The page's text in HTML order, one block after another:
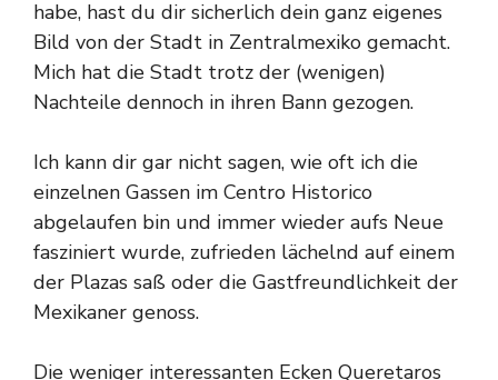
habe, hast du dir sicherlich dein ganz eigenes
Bild von der Stadt in Zentralmexiko gemacht.
Mich hat die Stadt trotz der (wenigen)
Nachteile dennoch in ihren Bann gezogen.
Ich kann dir gar nicht sagen, wie oft ich die
einzelnen Gassen im Centro Historico
abgelaufen bin und immer wieder aufs Neue
fasziniert wurde, zufrieden lächelnd auf einem
der Plazas saß oder die Gastfreundlichkeit der
Mexikaner genoss.
Die weniger interessanten Ecken Queretaros